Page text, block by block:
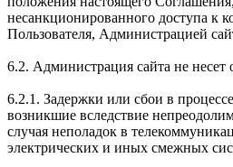
несанкционированного доступа к
Пользователя, Администрацией
6.2. Администрация сайта не несет
6.2.1. Задержки или сбои в
возникшие вследствие
случая неполадок в
электрических и иных смежных